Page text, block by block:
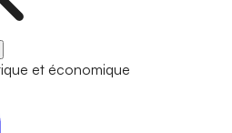
et économique